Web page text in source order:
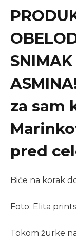
SNIMAK
za sam
pred
Biće na korak
Foto: Elita
Tokom žurke